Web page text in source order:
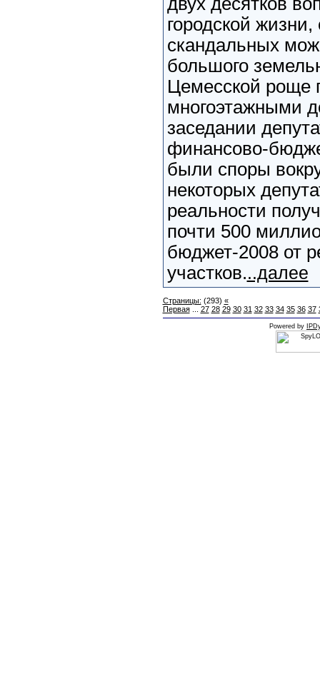
городской
скандальных
большого
Цемесской роще
многоэтажными
заседании
финансово-
были споры
некоторых
реальности
почти 500
бюджет-2008 от
участков...далее
Страницы: (293) «
Первая... 27 28 29 30 31 32 33 34 35 36 37
Powered by